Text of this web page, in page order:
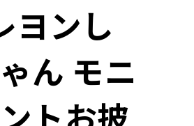
ヨンし
ん モニ
トお披